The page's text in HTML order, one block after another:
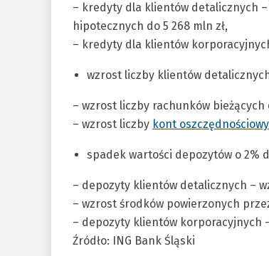
– kredyty dla klientów detalicznych
hipotecznych do 5 268 mln zł,
– kredyty dla klientów
wzrost liczby klientów
– wzrost liczby rachunków bieżących
– wzrost liczby kont
spadek wartości depozytów o 2%
– depozyty klientów detalicznych –
– wzrost środków powierzonych
– depozyty klientów korporacyjnych
Źródło: ING Bank Śląski